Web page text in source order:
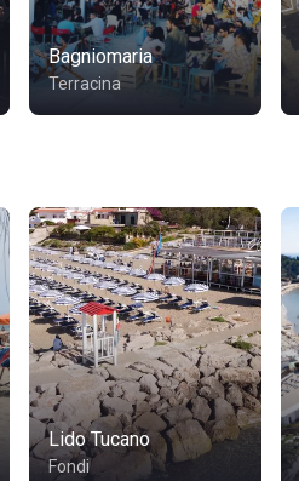
Bagniomaria
Terracina
Lido Tucano
Fondi